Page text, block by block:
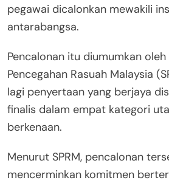
pegawai dicalonkan mewakili
antarabangsa.
Pencalonan itu diumumkan oleh
Pencegahan Rasuah Malaysia
lagi penyertaan yang berjaya
finalis dalam empat kategori
berkenaan.
Menurut SPRM, pencalonan
mencerminkan komitmen